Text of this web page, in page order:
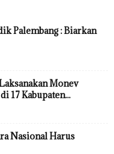
Palembang : Biarkan
Monev
17 Kabupaten...
Nasional Harus